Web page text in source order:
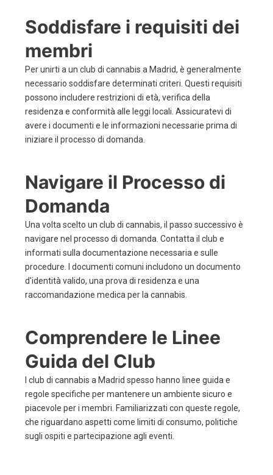
Soddisfare i requisiti dei
membri
Per unirti a un club di cannabis a Madrid, è generalmente
necessario soddisfare determinati criteri. Questi requisiti
possono includere restrizioni di età, verifica della
residenza e conformità alle leggi locali. Assicuratevi di
avere i documenti e le informazioni necessarie prima di
iniziare il processo di domanda.
Navigare il Processo di
Domanda
Una volta scelto un club di cannabis, il passo successivo è
navigare nel processo di domanda. Contatta il club e
informati sulla documentazione necessaria e sulle
procedure. I documenti comuni includono un documento
d'identità valido, una prova di residenza e una
raccomandazione medica per la cannabis.
Comprendere le Linee
Guida del Club
I club di cannabis a Madrid spesso hanno linee guida e
regole specifiche per mantenere un ambiente sicuro e
piacevole per i membri. Familiarizzati con queste regole,
che riguardano aspetti come limiti di consumo, politiche
sugli ospiti e partecipazione agli eventi.